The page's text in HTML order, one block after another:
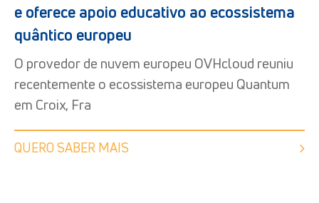
e oferece apoio educativo ao ecossistema
quântico europeu
O provedor de nuvem europeu OVHcloud reuniu
recentemente o ecossistema europeu Quantum
em Croix, Fra
QUERO SABER MAIS